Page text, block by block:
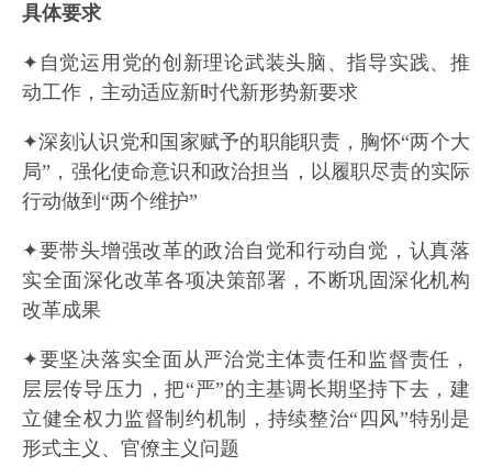
具体要求
✦自觉运用党的创新理论武装头脑、指导实践、推
动工作，主动适应新时代新形势新要求
✦深刻认识党和国家赋予的职能职责，胸怀“两个大
局”，强化使命意识和政治担当，以履职尽责的实际
行动做到“两个维护”
✦要带头增强改革的政治自觉和行动自觉，认真落
实全面深化改革各项决策部署，不断巩固深化机构
改革成果
✦要坚决落实全面从严治党主体责任和监督责任，
层层传导压力，把“严”的主基调长期坚持下去，建
立健全权力监督制约机制，持续整治“四风”特别是
形式主义、官僚主义问题